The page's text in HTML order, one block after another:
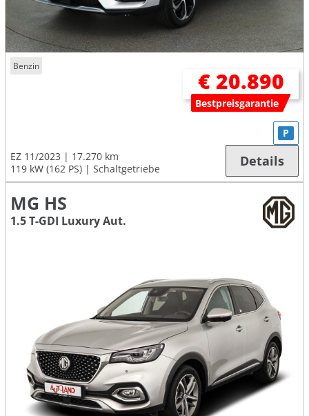
Benzin
€ 20.890
Bestpreisgarantie
EZ 11/2023
17.270 km
119 kW (162 PS)
Schaltgetriebe
P
Details
MG HS
1.5 T-GDI Luxury Aut.